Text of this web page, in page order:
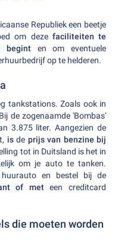
Republiek een beetje
om deze faciliteiten te
begint en om eventuele
op te helderen.
tankstations. Zoals ook in
de zogenaamde 'Bombas'
3.875 liter. Aangezien de
isde prijs van benzine bij
tot in Duitsland is het in
om je auto te tanken.
en bestel bij de
of meteen creditcard
die moeten worden